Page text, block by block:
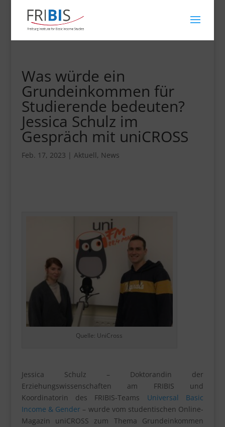
Was würde ein
Grundeinkommen für
Studierende bedeuten?
Jessica Schulz im
Gespräch mit uniCROSS
Feb. 17, 2023 | Aktuell, News
Quelle: UniCross
Jessica Schulz – Doktorandin der
Erziehungswissenschaften am FRIBIS und
Koordinatorin des FRIBIS-Teams Universal Basic
Income & Gender – wurde vom studentischen Online-
Magazin uniCROSS zum Thema Grundeinkommen